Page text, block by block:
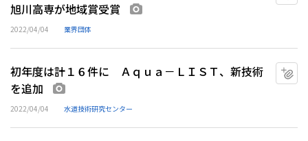
旭川高専が地域賞受賞
2022/04/04 業界団体
初年度は計１６件に Ａｑｕａ－ＬＩＳＴ、新技術
を追加
2022/04/04 水道技術研究センター